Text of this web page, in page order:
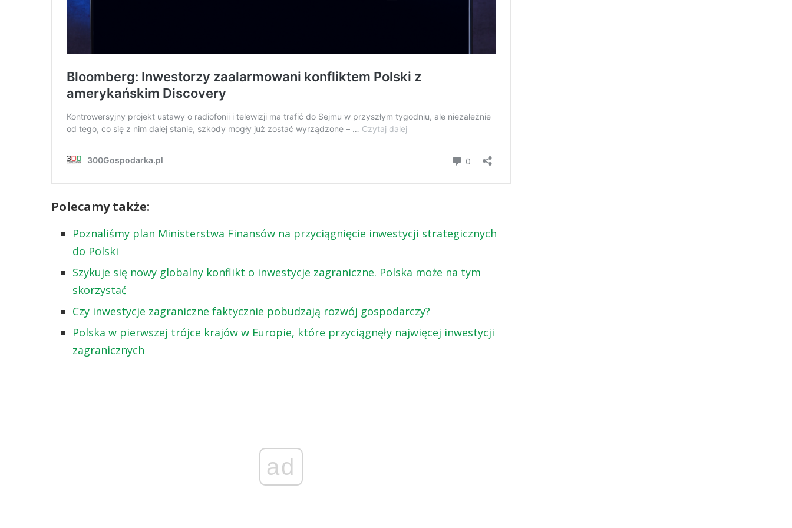
Polecamy także:
Poznaliśmy plan Ministerstwa Finansów na przyciągnięcie inwestycji strategicznych
do Polski
Szykuje się nowy globalny konflikt o inwestycje zagraniczne. Polska może na tym
skorzystać
Czy inwestycje zagraniczne faktycznie pobudzają rozwój gospodarczy?
Polska w pierwszej trójce krajów w Europie, które przyciągnęły najwięcej inwestycji
zagranicznych
ad